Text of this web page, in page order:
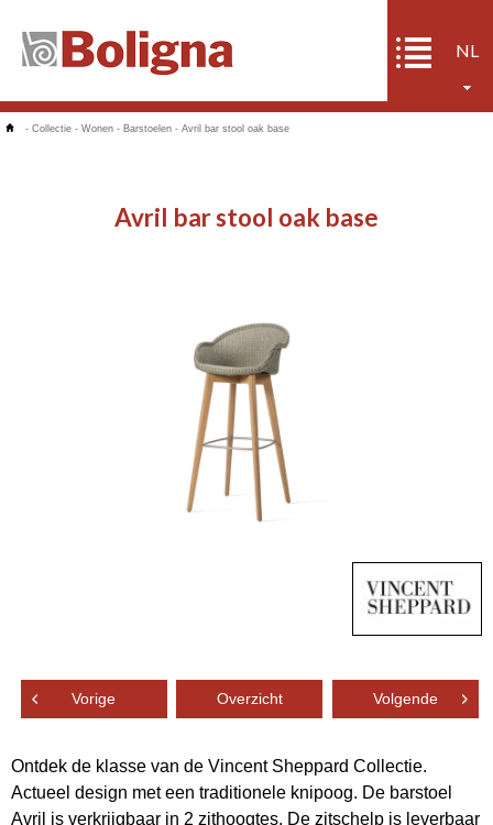
NL
- Collectie - Wonen - Barstoelen - Avril bar stool oak base
Avril bar stool oak base
Vorige Overzicht Volgende
Ontdek de klasse van de Vincent Sheppard Collectie.
Actueel design met een traditionele knipoog. De barstoel
Avril is verkrijgbaar in 2 zithoogtes. De zitschelp is leverbaar